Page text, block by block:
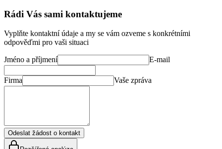
Rádi Vás sami kontaktujeme
Vyplňte kontaktní údaje a my se vám ozveme s konkrétními
odpověďmi pro vaši situaci
Jméno a příjmení E-mail
Firma Vaše zpráva
Odeslat žádost o kontakt